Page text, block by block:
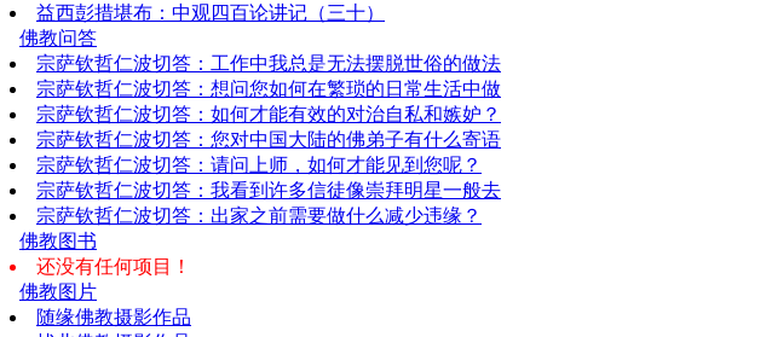
益西彭措堪布：中观四百论讲记（三十）
佛教问答
宗萨钦哲仁波切答：工作中我总是无法摆脱世俗的做法
宗萨钦哲仁波切答：想问您如何在繁琐的日常生活中做
宗萨钦哲仁波切答：如何才能有效的对治自私和嫉妒？
宗萨钦哲仁波切答：您对中国大陆的佛弟子有什么寄语
宗萨钦哲仁波切答：请问上师，如何才能见到您呢？
宗萨钦哲仁波切答：我看到许多信徒像崇拜明星一般去
宗萨钦哲仁波切答：出家之前需要做什么减少违缘？
佛教图书
还没有任何项目！
佛教图片
随缘佛教摄影作品